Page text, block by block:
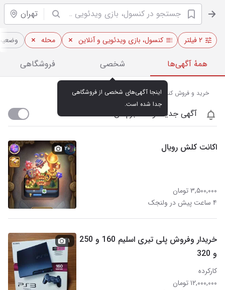
تهران
۲ فیلتر کنسول، بازی ویدئویی و آنلاین محله
همهٔ آگهی‌ها شخصی فروشگاهی
جدا شده است.
خرید و فروش کنسول بازی نو و دست دوم در ولنجک تهران
آگهی جدید اومد خبرم کن
اکانت کلش رویال
۳,۵۰۰,۰۰۰ تومان
۴ ساعت پیش در ولنجک
۲۰
خریدار وفروش پلی تیری اسلیم 160 و 250
و 320
کارکرده
۱۲,۰۰۰,۰۰۰ تومان
۱